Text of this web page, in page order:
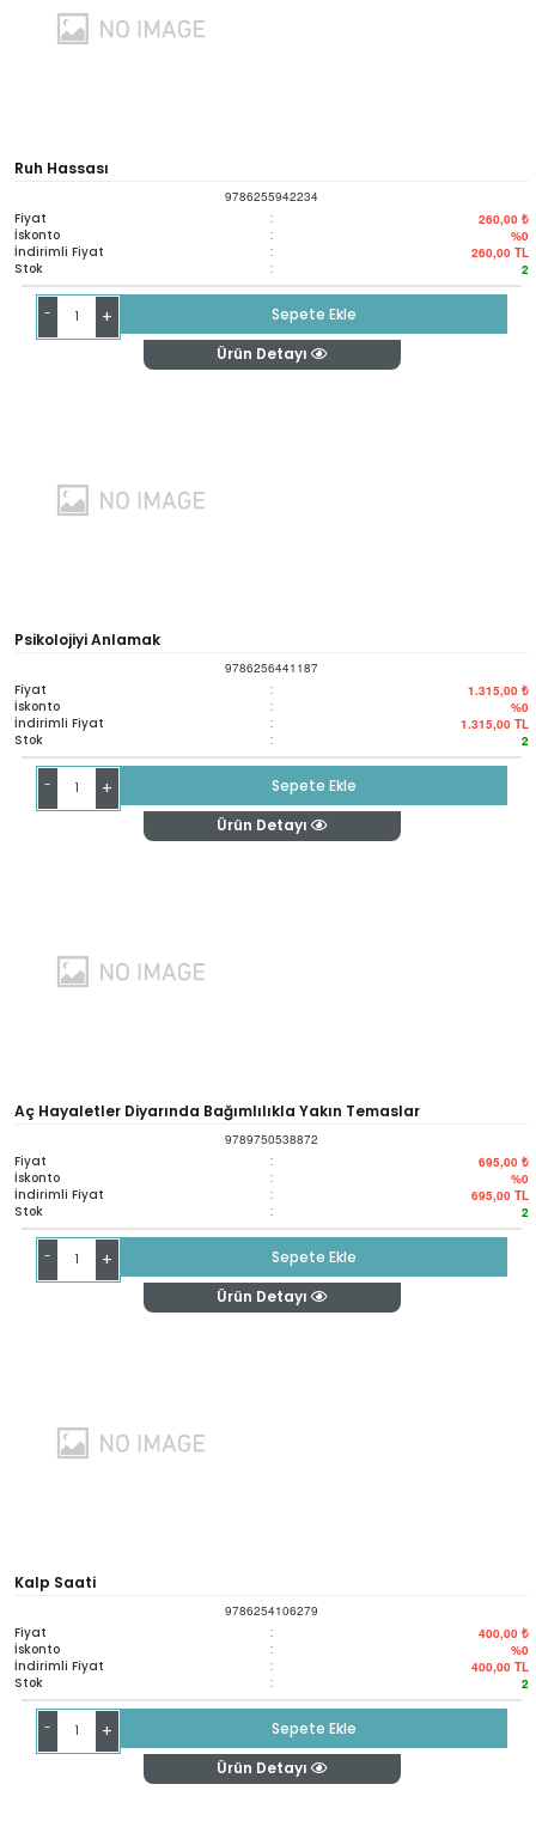
Ruh Hassası
9786255942234
Fiyat : 260,00 ₺
İskonto : %0
İndirimli Fiyat : 260,00 TL
Stok : 2
- +
Sepete Ekle
Ürün Detayı
Psikolojiyi Anlamak
9786256441187
Fiyat : 1.315,00 ₺
İskonto : %0
İndirimli Fiyat : 1.315,00 TL
Stok : 2
- +
Sepete Ekle
Ürün Detayı
Aç Hayaletler Diyarında Bağımlılıkla Yakın Temaslar
9789750538872
Fiyat : 695,00 ₺
İskonto : %0
İndirimli Fiyat : 695,00 TL
Stok : 2
- +
Sepete Ekle
Ürün Detayı
Kalp Saati
9786254106279
Fiyat : 400,00 ₺
İskonto : %0
İndirimli Fiyat : 400,00 TL
Stok : 2
- +
Sepete Ekle
Ürün Detayı